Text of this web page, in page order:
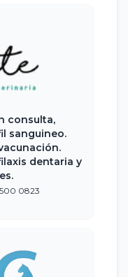
consulta,
sanguineo.
dentaria y
500 0823